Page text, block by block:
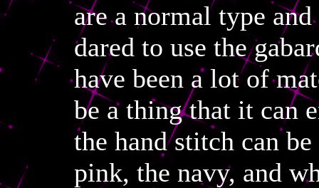
are a normal type
dared to use the
have been a lot of
be a thing that it can
the hand stitch can
pink, the navy, and